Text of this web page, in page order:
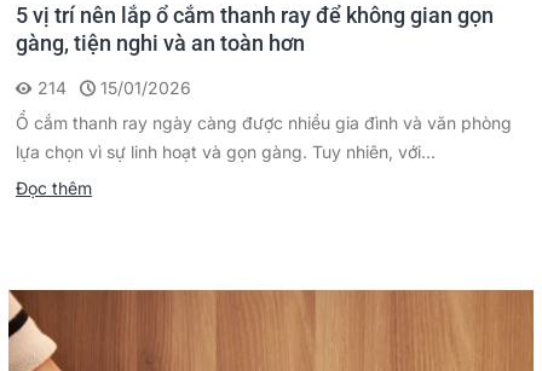
5 vị trí nên lắp ổ cắm thanh ray để không gian gọn
gàng, tiện nghi và an toàn hơn
214
15/01/2026
Ổ cắm thanh ray ngày càng được nhiều gia đình và văn phòng
lựa chọn vì sự linh hoạt và gọn gàng. Tuy nhiên, với...
Đọc thêm